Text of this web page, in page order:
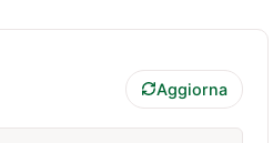
Aggiorna